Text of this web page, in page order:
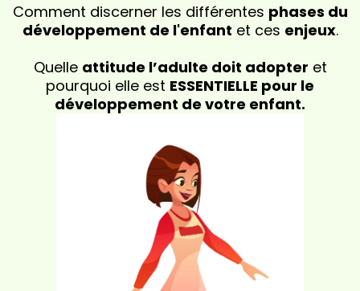
Comment discerner les différentes phases du
développement de l'enfant et ces enjeux.
Quelle attitude l’adulte doit adopter et
pourquoi elle est ESSENTIELLE pour le
développement de votre enfant.